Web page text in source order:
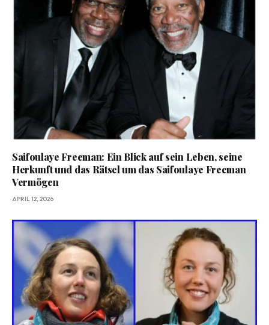
Saifoulaye Freeman: Ein Blick auf sein Leben, seine
Herkunft und das Rätsel um das Saifoulaye Freeman
Vermögen
APRIL 12, 2026